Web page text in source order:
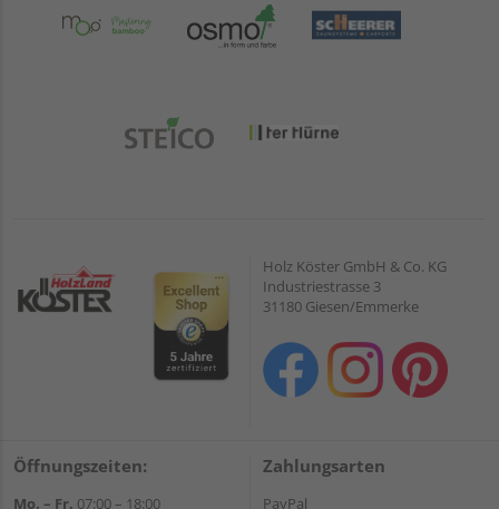
Holz Köster GmbH & Co. KG
Industriestrasse 3
31180 Giesen/Emmerke
Öffnungszeiten:
Mo. – Fr. 07:00 – 18:00
Zahlungsarten
PayPal